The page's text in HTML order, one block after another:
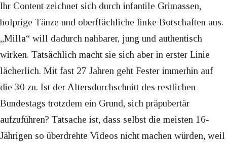
Ihr Content zeichnet sich durch infantile Grimassen,
holprige Tänze und oberflächliche linke Botschaften aus.
„Milla“ will dadurch nahbarer, jung und authentisch
wirken. Tatsächlich macht sie sich aber in erster Linie
lächerlich. Mit fast 27 Jahren geht Fester immerhin auf
die 30 zu. Ist der Altersdurchschnitt des restlichen
Bundestags trotzdem ein Grund, sich präpubertär
aufzuführen? Tatsache ist, dass selbst die meisten 16-
Jährigen so überdrehte Videos nicht machen würden, weil